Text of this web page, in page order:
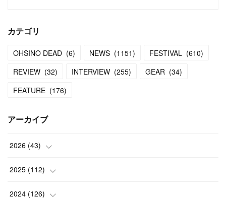
カテゴリ
OHSINO DEAD (6) NEWS (1151) FESTIVAL (610)
REVIEW (32) INTERVIEW (255) GEAR (34)
FEATURE (176)
アーカイブ
2026 (43)
( 2)
(3)
2025 (112)
(7)
2024 (126)